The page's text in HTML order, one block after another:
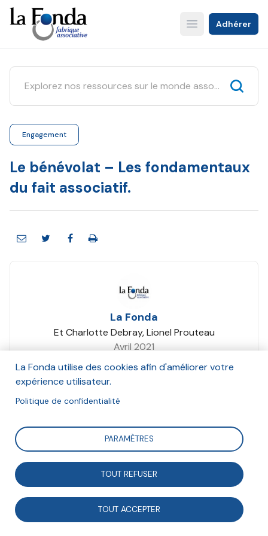
Aller
au
contenu
principal
Open main menu
Adhérer
Engagement
Le bénévolat – Les fondamentaux
du fait associatif.
La Fonda
Et Charlotte Debray, Lionel Prouteau
Avril 2021
Le 1er avril 2021, Lionel Prouteau et Charlotte Debray,
respectivement économiste et déléguée générale de
la Fonda, ont animé cette formation sur le bénévolat.
Qu’est-ce que le bénévolat ? Quelles sont les
tendances ? Comment se place la France dans le
contexte européen ? Telles sont les questions qui ont
La Fonda utilise des cookies afin d'améliorer votre
expérience utilisateur.
Politique de confidentialité
PARAMÈTRES
TOUT REFUSER
TOUT ACCEPTER